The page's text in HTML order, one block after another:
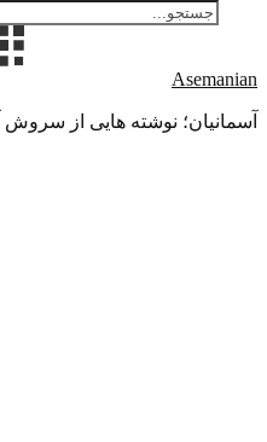
Asemanian
آسمانیان؛ نوشته هایی از